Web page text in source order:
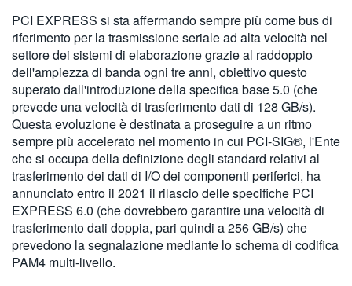
PCI EXPRESS si sta affermando sempre più come bus di
riferimento per la trasmissione seriale ad alta velocità nel
settore dei sistemi di elaborazione grazie al raddoppio
dell'ampiezza di banda ogni tre anni, obiettivo questo
superato dall'introduzione della specifica base 5.0 (che
prevede una velocità di trasferimento dati di 128 GB/s).
Questa evoluzione è destinata a proseguire a un ritmo
sempre più accelerato nel momento in cui PCI-SIG®, l'Ente
che si occupa della definizione degli standard relativi al
trasferimento dei dati di I/O dei componenti periferici, ha
annunciato entro il 2021 il rilascio delle specifiche PCI
EXPRESS 6.0 (che dovrebbero garantire una velocità di
trasferimento dati doppia, pari quindi a 256 GB/s) che
prevedono la segnalazione mediante lo schema di codifica
PAM4 multi-livello.